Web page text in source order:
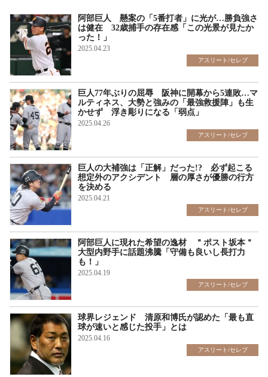
阿部巨人 懸案の「5番打者」に光が…勝負強さ
は健在 32歳捕手の存在感「この光景が見たか
った！」
2025.04.23
アスリート/セレブ
巨人77年ぶりの屈辱 阪神に開幕から5連敗…マ
ルティネス、大勢と強みの「最強救援陣」も生
かせず 浮き彫りになる「弱点」
2025.04.26
アスリート/セレブ
巨人の大補強は「正解」だった!? 必ず起こる
想定外のアクシデント 層の厚さが優勝の行方
を決める
2025.04.21
アスリート/セレブ
阿部巨人に現れた希望の逸材 ＂ポスト坂本＂
大型内野手に話題沸騰「守備も良いし長打力
も！」
2025.04.19
アスリート/セレブ
球界レジェンド 清原和博氏が認めた「最も直
球が速いと感じた投手」とは
2025.04.16
アスリート/セレブ